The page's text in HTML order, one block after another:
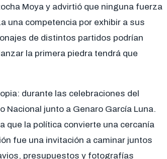
Moya y advirtió que ninguna fuerza
una competencia por exhibir a sus
de distintos partidos podrían
la primera piedra tendrá que
durante las celebraciones del
Nacional junto a Genaro García Luna.
que la política convierte una cercanía
fue una invitación a caminar juntos
presupuestos y fotografías